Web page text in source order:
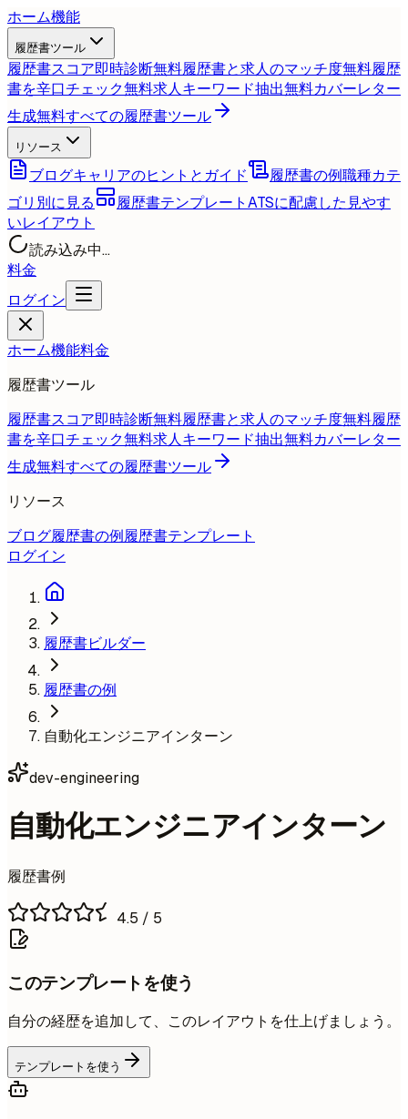
ホーム機能
履歴書ツール
履歴書スコア即時診断無料履歴書と求人のマッチ度無料履歴
書を辛口チェック無料求人キーワード抽出無料カバーレター
生成無料すべての履歴書ツール
リソース
ブログキャリアのヒントとガイド 履歴書の例職種カテ
ゴリ別に見る
履歴書テンプレートATSに配慮した見やす
いレイアウト
読み込み中...
料金
ログイン
ホーム機能料金
履歴書ツール
履歴書スコア即時診断無料履歴書と求人のマッチ度無料履歴
書を辛口チェック無料求人キーワード抽出無料カバーレター
生成無料すべての履歴書ツール
リソース
ブログ履歴書の例履歴書テンプレート
ログイン
履歴書ビルダー
履歴書の例
自動化エンジニアインターン
dev-engineering
自動化エンジニアインターン
履歴書例
4.5 / 5
このテンプレートを使う
自分の経歴を追加して、このレイアウトを仕上げましょう。
テンプレートを使う